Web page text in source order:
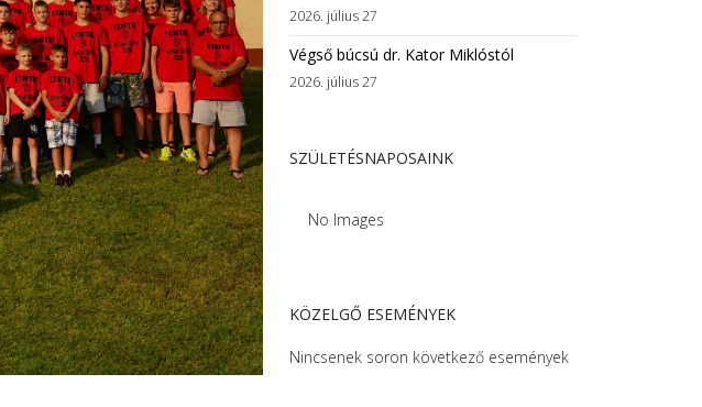
2026. július 27
Végső búcsú dr. Kator Miklóstól
2026. július 27
SZÜLETÉSNAPOSAINK
No Images
KÖZELGŐ ESEMÉNYEK
Nincsenek soron következő események